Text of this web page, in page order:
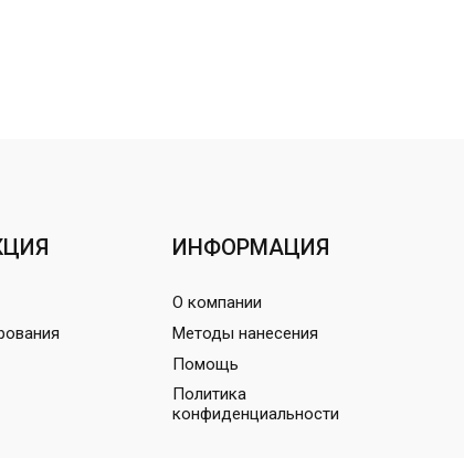
ИНФОРМАЦИЯ
О компании
Методы нанесения
Помощь
Политика
конфиденциальности